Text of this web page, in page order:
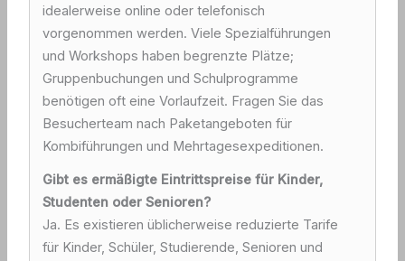
idealerweise online oder telefonisch
vorgenommen werden. Viele Spezialführungen
und Workshops haben begrenzte Plätze;
Gruppenbuchungen und Schulprogramme
benötigen oft eine Vorlaufzeit. Fragen Sie das
Besucherteam nach Paketangeboten für
Kombiführungen und Mehrtagesexpeditionen.
Gibt es ermäßigte Eintrittspreise für Kinder,
Studenten oder Senioren?
Ja. Es existieren üblicherweise reduzierte Tarife
für Kinder, Schüler, Studierende, Senioren und